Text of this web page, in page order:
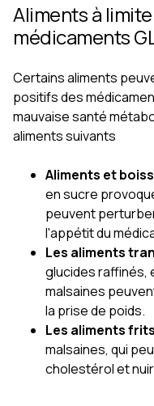
Aliments à
médicaments
Certains aliments
positifs des
mauvaise santé
aliments suivants
Aliments et
en sucre
peuvent
l'appétit du
Les aliments
glucides raffinés,
malsaines
la prise de poids.
Les aliments frits
malsaines, qui
cholestérol et